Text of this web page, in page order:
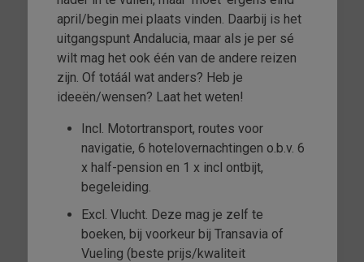
april/begin mei plaats vinden. Daarbij is het
uitgangspunt Andalucia, maar als je per sé
wilt mag het ook één van de andere reizen
zijn. Of totáál wat anders? Heb je
ideeën/wensen? Laat het weten!
Incl. Motortransport, routes voor
navigatie, 6 hotelovernachtingen o.b.v. 6
x half-pension en 1 x incl ontbijt,
begeleiding.
Excl. Vlucht. Deze mag je zelf te
boeken, bij voorkeur bij Transavia of
Vueling (beste prijs/kwaliteit